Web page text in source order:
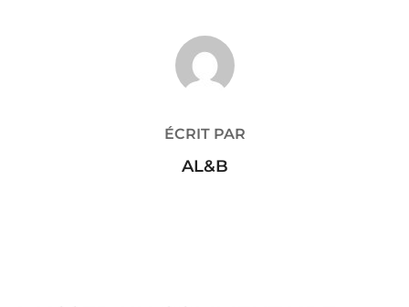
AUTEUR DE LA PUBLICATION
ÉCRIT PAR
AL&B